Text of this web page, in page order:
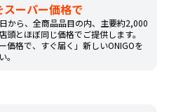
ーパー価格で
から、全商品品目の内、主要約2,000
頭とほぼ同じ価格でご提供します。
価格で、すぐ届く」新しいONIGOを
。